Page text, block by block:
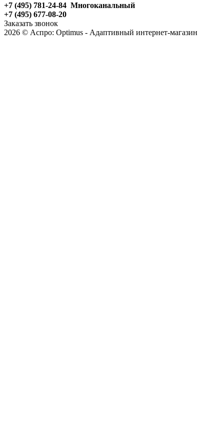
+7 (495) 781-24-84 Многоканальный
+7 (495) 677-08-20
Заказать звонок
2026 © Аспро: Optimus - Адаптивный интернет-магазин